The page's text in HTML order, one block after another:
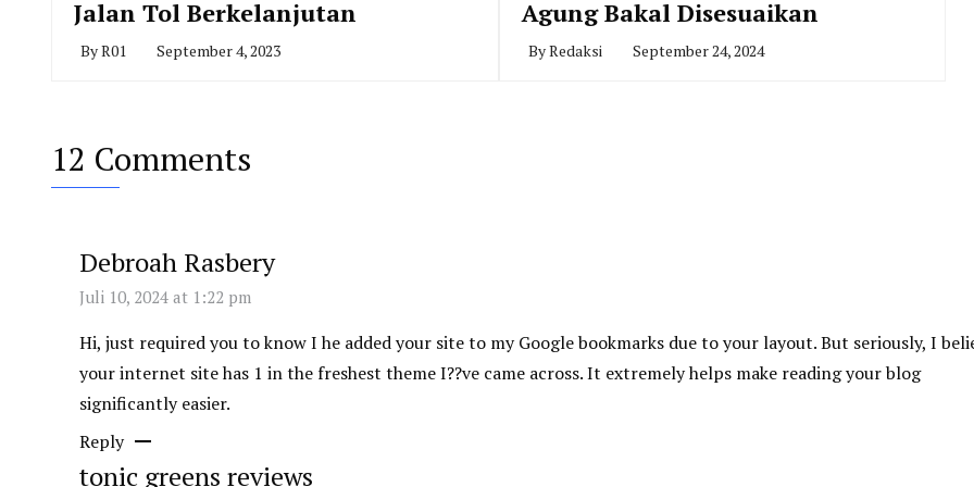
Jalan Tol Berkelanjutan
ByR01 September 4, 2023
Agung Bakal Disesuaikan
ByRedaksi September 24, 2024
12 Comments
Debroah Rasbery
Juli 10, 2024 at 1:22 pm
Hi, just required you to know I he added your site to my Google bookmarks due to your layout. But seriously, I
your internet site has 1 in the freshest theme I??ve came across. It extremely helps make reading your blog
significantly easier.
Reply
tonic greens reviews